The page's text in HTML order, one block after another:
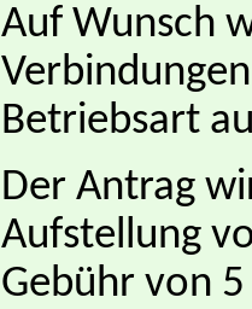
Auf Wunsch
Betriebsart
Der Antrag
Aufstellung
Gebühr von